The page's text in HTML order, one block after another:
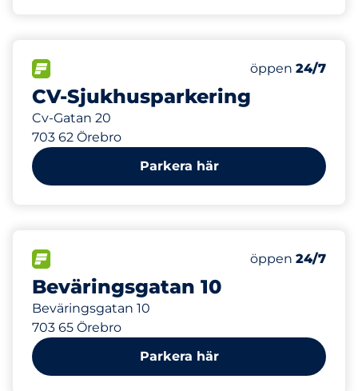
CV-Sjukhusparkering
Cv-Gatan 20
703 62 Örebro
Antal
Totalt antal
öppen 24/7
371 m
Parkera här
Beväringsgatan 10
Beväringsgatan 10
703 65 Örebro
Antal
Totalt antal
öppen 24/7
373 m
Parkera här